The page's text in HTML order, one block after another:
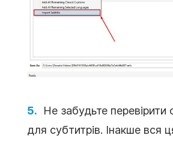
Не забудьте перевірити
для субтитрів. Інакше вся